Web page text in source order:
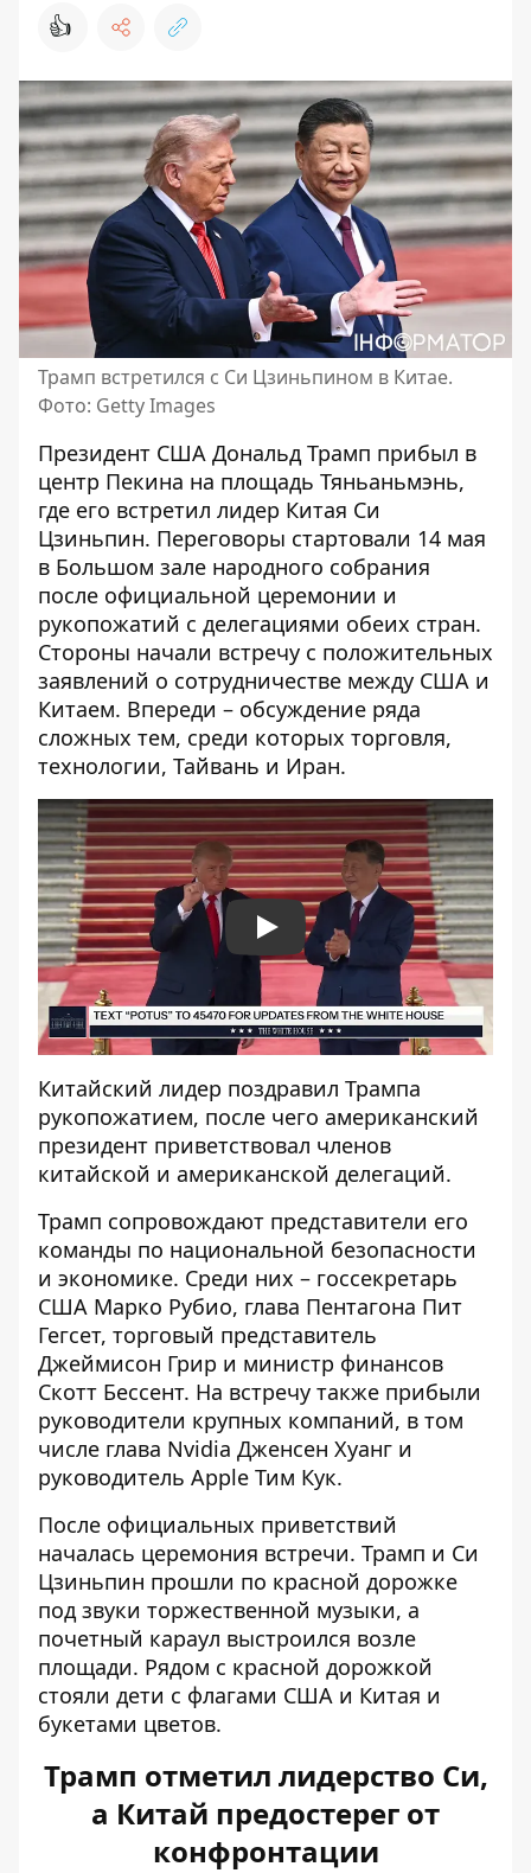
👍
Трамп встретился с Си Цзиньпином в Китае.
Фото: Getty Images
Президент США Дональд Трамп прибыл в
центр Пекина на площадь Тяньаньмэнь,
где его встретил лидер Китая Си
Цзиньпин. Переговоры стартовали 14 мая
в Большом зале народного собрания
после официальной церемонии и
рукопожатий с делегациями обеих стран.
Стороны начали встречу с положительных
заявлений о сотрудничестве между США и
Китаем. Впереди – обсуждение ряда
сложных тем, среди которых торговля,
технологии, Тайвань и Иран.
Play
Китайский лидер поздравил Трампа
рукопожатием, после чего американский
президент приветствовал членов
китайской и американской делегаций.
Трамп сопровождают представители его
команды по национальной безопасности
и экономике. Среди них – госсекретарь
США Марко Рубио, глава Пентагона Пит
Гегсет, торговый представитель
Джеймисон Грир и министр финансов
Скотт Бессент. На встречу также прибыли
руководители крупных компаний, в том
числе глава Nvidia Дженсен Хуанг и
руководитель Apple Тим Кук.
После официальных приветствий
началась церемония встречи. Трамп и Си
Цзиньпин прошли по красной дорожке
под звуки торжественной музыки, а
почетный караул выстроился возле
площади. Рядом с красной дорожкой
стояли дети с флагами США и Китая и
букетами цветов.
Трамп отметил лидерство Си,
а Китай предостерег от
конфронтации